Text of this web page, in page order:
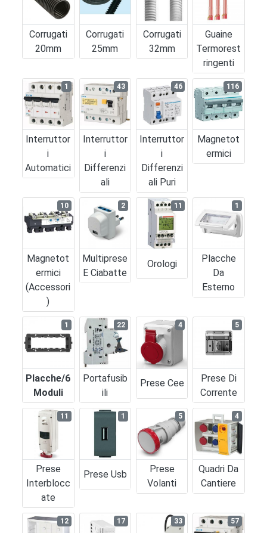
Corrugati
20mm
Corrugati
25mm
Corrugati
32mm
Guaine
Termorest
Ringenti
Interruttor
I
Automatici
1
Interruttor
I
Differenzi
Ali
43
Interruttor
I
Differenzi
Ali Puri
46
Magnetot
Ermici
116
Magnetot
Ermici
(accessori
)
10
Multiprese
E Ciabatte
2
Orologi
11
Placche
Da
Esterno
1
Placche/6
Moduli
1
Portafusib
Ili
22
Prese Cee
4
Prese Di
Corrente
5
Prese
Interblocc
Ate
11
Prese Usb
1
Prese
Volanti
5
Quadri Da
Cantiere
4
12 17 33 57